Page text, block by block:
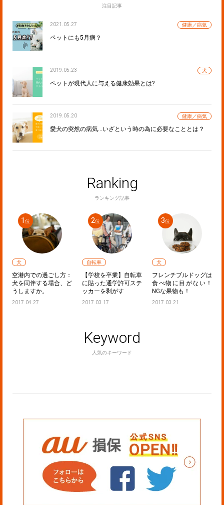
注目記事
2021.05.27 健康／病気
ペットにも5月病？
2019.05.23 犬
ペットが現代人に与える健康効果とは?
2019.05.20 健康／病気
愛犬の突然の病気…いざという時の為に必要なこととは？
Ranking
ランキング記事
自転車
【学校を卒業】自転車
に貼った通学許可ステ
ッカーを剥がす
2017.03.17
犬
フレンチブルドッグは
食べ物に目がない！
NGな果物も！
2017.03.21
犬
ミニチュアダックスフ
ンドが吠えなくなるし
つけ方法
2017.01.21
Keyword
人気のキーワード